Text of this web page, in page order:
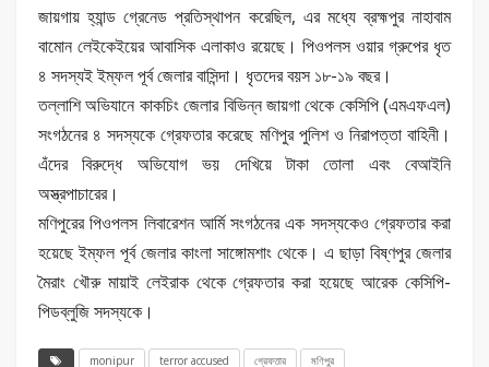
জায়গায় হ্যান্ড গ্রেনেড প্রতিস্থাপন করেছিল, এর মধ্যে ব্রহ্মপুর নাহাবাম
বামোন লেইকেইয়ের আবাসিক এলাকাও রয়েছে। পিওপলস ওয়ার গ্রুপের ধৃত
৪ সদস্যই ইম্ফল পূর্ব জেলার বাসিন্দা। ধৃতদের বয়স ১৮-১৯ বছর।
তল্লাশি অভিযানে কাকচিং জেলার বিভিন্ন জায়গা থেকে কেসিপি (এমএফএল)
সংগঠনের ৪ সদস্যকে গ্রেফতার করেছে মণিপুর পুলিশ ও নিরাপত্তা বাহিনী।
এঁদের বিরুদ্ধে অভিযোগ ভয় দেখিয়ে টাকা তোলা এবং বেআইনি
অস্ত্রপাচারের।
মণিপুরের পিওপলস লিবারেশন আর্মি সংগঠনের এক সদস্যকেও গ্রেফতার করা
হয়েছে ইম্ফল পূর্ব জেলার কাংলা সাঙ্গোমশাং থেকে। এ ছাড়া বিষ্ণপুর জেলার
মৈরাং খৌরু মায়াই লেইরাক থেকে গ্রেফতার করা হয়েছে আরেক কেসিপি-
পিডব্লুজি সদস্যকে।
monipur terror accused গ্রেফতার মণিপুর